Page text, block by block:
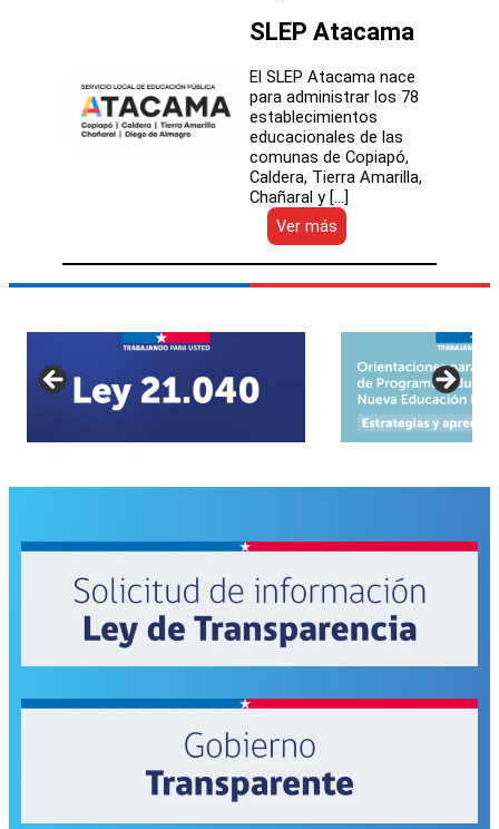
SLEP Atacama
El SLEP Atacama nace
para administrar los 78
establecimientos
educacionales de las
comunas de Copiapó,
Caldera, Tierra Amarilla,
Chañaral y […]
Ver más
SLEP
Atacama